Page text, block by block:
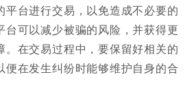
平台进行交易，以免造成不必要的
台可以减少被骗的风险，并获得更
。在交易过程中，要保留好相关的
便在发生纠纷时能够维护自身的合